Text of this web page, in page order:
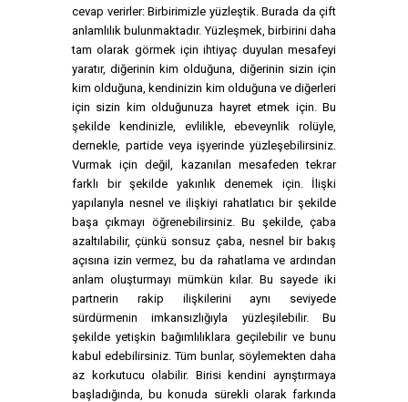
cevap verirler: Birbirimizle yüzleştik. Burada da çift
anlamlılık bulunmaktadır. Yüzleşmek, birbirini daha
tam olarak görmek için ihtiyaç duyulan mesafeyi
yaratır, diğerinin kim olduğuna, diğerinin sizin için
kim olduğuna, kendinizin kim olduğuna ve diğerleri
için sizin kim olduğunuza hayret etmek için. Bu
şekilde kendinizle, evlilikle, ebeveynlik rolüyle,
dernekle, partide veya işyerinde yüzleşebilirsiniz.
Vurmak için değil, kazanılan mesafeden tekrar
farklı bir şekilde yakınlık denemek için. İlişki
yapılarıyla nesnel ve ilişkiyi rahatlatıcı bir şekilde
başa çıkmayı öğrenebilirsiniz. Bu şekilde, çaba
azaltılabilir, çünkü sonsuz çaba, nesnel bir bakış
açısına izin vermez, bu da rahatlama ve ardından
anlam oluşturmayı mümkün kılar. Bu sayede iki
partnerin rakip ilişkilerini aynı seviyede
sürdürmenin imkansızlığıyla yüzleşilebilir. Bu
şekilde yetişkin bağımlılıklara geçilebilir ve bunu
kabul edebilirsiniz. Tüm bunlar, söylemekten daha
az korkutucu olabilir. Birisi kendini ayrıştırmaya
başladığında, bu konuda sürekli olarak farkında